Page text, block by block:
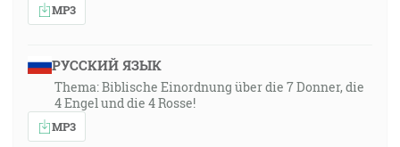
MP3
РУССКИЙ ЯЗЫК
Thema: Biblische Einordnung über die 7 Donner, die
4 Engel und die 4 Rosse!
MP3